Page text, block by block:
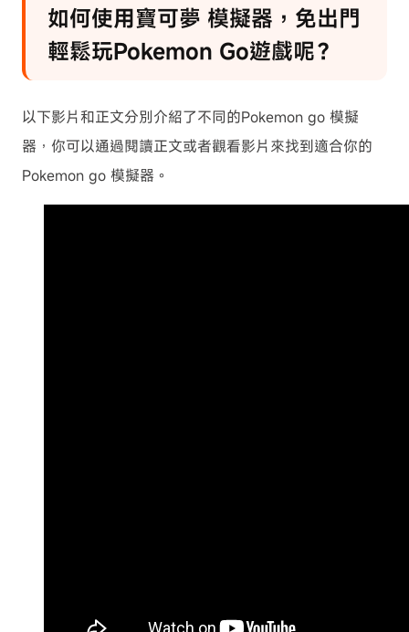
如何使用寶可夢 模擬器，免出門
輕鬆玩Pokemon Go遊戲呢？
以下影片和正文分別介紹了不同的Pokemon go 模擬
器，你可以通過閱讀正文或者觀看影片來找到適合你的
Pokemon go 模擬器。